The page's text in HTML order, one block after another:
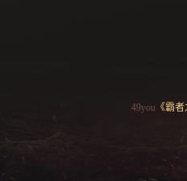
49you《霸者